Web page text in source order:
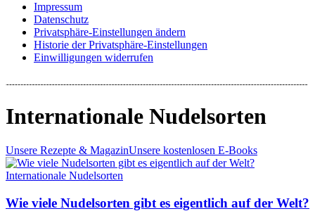
Impressum
Datenschutz
Privatsphäre-Einstellungen ändern
Historie der Privatsphäre-Einstellungen
Einwilligungen widerrufen
Internationale Nudelsorten
Unsere Rezepte & MagazinUnsere kostenlosen E-Books
Internationale Nudelsorten
Wie viele Nudelsorten gibt es eigentlich auf der Welt?